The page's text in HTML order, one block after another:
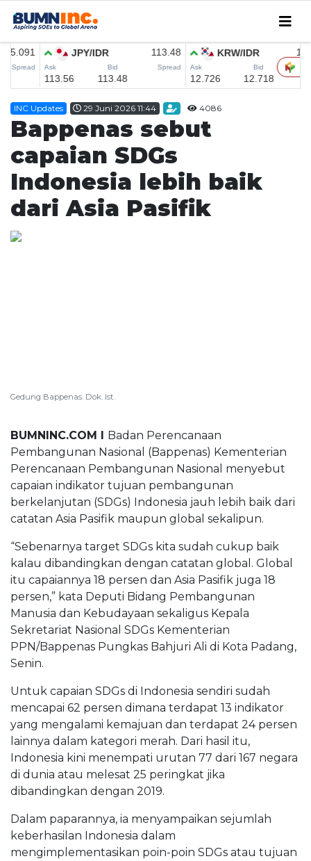
INC Updates 29 Juni 2026 11:44 4086
Bappenas sebut
capaian SDGs
Indonesia lebih baik
dari Asia Pasifik
Gedung Bappenas. Dok. Ist.
BUMNINC.COM I
Badan Perencanaan
Pembangunan Nasional (Bappenas) Kementerian
Perencanaan Pembangunan Nasional menyebut
capaian indikator tujuan pembangunan
berkelanjutan (SDGs) Indonesia jauh lebih baik dari
catatan Asia Pasifik maupun global sekalipun.
“Sebenarnya target SDGs kita sudah cukup baik
kalau dibandingkan dengan catatan global. Global
itu capaiannya 18 persen dan Asia Pasifik juga 18
persen,” kata Deputi Bidang Pembangunan
Manusia dan Kebudayaan sekaligus Kepala
Sekretariat Nasional SDGs Kementerian
PPN/Bappenas Pungkas Bahjuri Ali di Kota Padang,
Senin.
Untuk capaian SDGs di Indonesia sendiri sudah
mencapai 62 persen dimana terdapat 13 indikator
yang mengalami kemajuan dan terdapat 24 persen
lainnya dalam kategori merah. Dari hasil itu,
Indonesia kini menempati urutan 77 dari 167 negara
di dunia atau melesat 25 peringkat jika
dibandingkan dengan 2019.
Dalam paparannya, ia menyampaikan sejumlah
keberhasilan Indonesia dalam
mengimplementasikan poin-poin SDGs atau tujuan
Home
Editorial
INC Updates
INFO MUDIK
Coorporate
CSER